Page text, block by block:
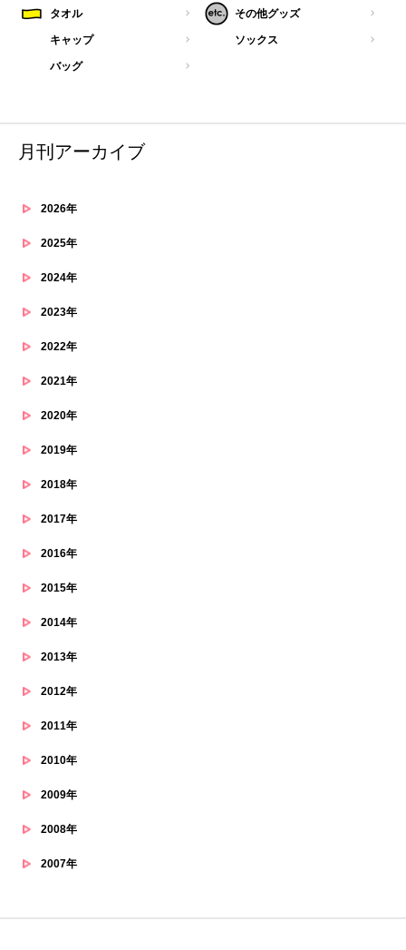
タオル その他グッズ
キャップ ソックス
バッグ
月刊アーカイブ
2026年
2025年
2024年
2023年
2022年
2021年
2020年
2019年
2018年
2017年
2016年
2015年
2014年
2013年
2012年
2011年
2010年
2009年
2008年
2007年